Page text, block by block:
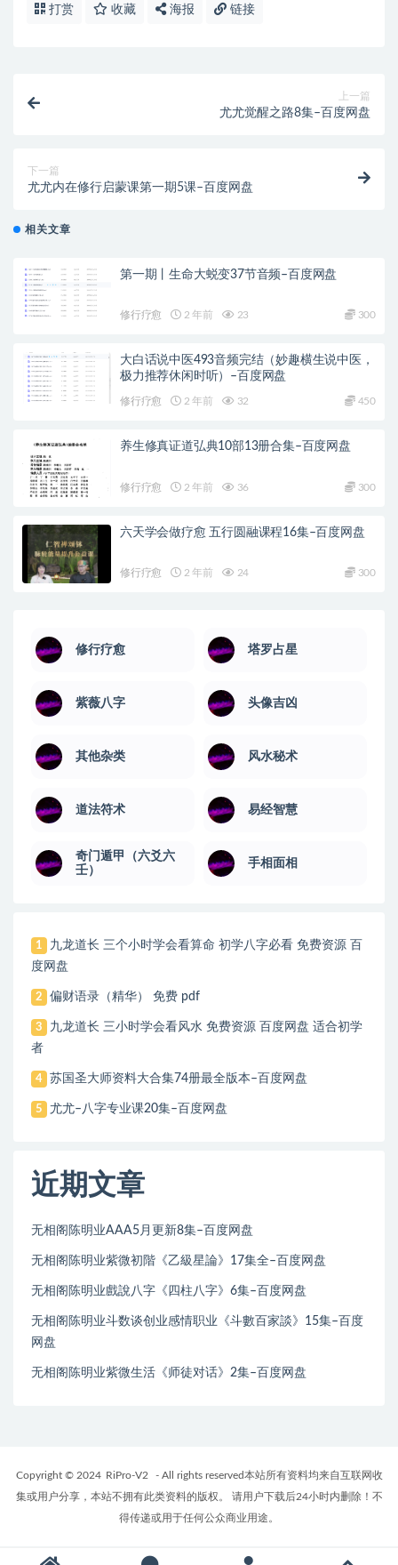
打赏 收藏 海报 链接
上一篇
尤尤觉醒之路8集–百度网盘
下一篇
尤尤内在修行启蒙课第一期5课–百度网盘
相关文章
第一期丨生命大蜕变37节音频–百度网盘
修行疗愈 2 年前 23 300
大白话说中医493音频完结（妙趣横生说中医，
极力推荐休闲时听）–百度网盘
修行疗愈 2 年前 32 450
养生修真证道弘典10部13册合集–百度网盘
修行疗愈 2 年前 36 300
六天学会做疗愈 五行圆融课程16集–百度网盘
修行疗愈 2 年前 24 300
修行疗愈 塔罗占星
紫薇八字 头像吉凶
其他杂类 风水秘术
道法符术 易经智慧
奇门遁甲（六爻六
壬）
手相面相
1
九龙道长 三个小时学会看算命 初学八字必看 免费资源 百
度网盘
2 偏财语录（精华） 免费 pdf
3
九龙道长 三小时学会看风水 免费资源 百度网盘 适合初学
者
4 苏国圣大师资料大合集74册最全版本–百度网盘
5 尤尤–八字专业课20集–百度网盘
近期文章
无相阁陈明业AAA5月更新8集–百度网盘
无相阁陈明业紫微初階《乙級星論》17集全–百度网盘
无相阁陈明业戲說八字《四柱八字》6集–百度网盘
无相阁陈明业斗数谈创业感情职业《斗數百家談》15集–百度
网盘
无相阁陈明业紫微生活《师徒对话》2集–百度网盘
Copyright © 2024 RiPro-V2
- All rights reserved本站所有资料均来自互联网收
集或用户分享，本站不拥有此类资料的版权。 请用户下载后24小时内删除！不
得传递或用于任何公众商业用途。